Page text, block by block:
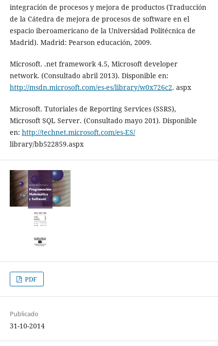
integración de procesos y mejora de productos (Traducción
de la Cátedra de mejora de procesos de software en el
espacio iberoamericano de la Universidad Politécnica de
Madrid). Madrid: Pearson educación, 2009.
Microsoft. .net framework 4.5, Microsoft developer
network. (Consultado abril 2013). Disponible en:
http://msdn.microsoft.com/es-es/library/w0x726c2. aspx
Microsoft. Tutoriales de Reporting Services (SSRS),
Microsoft SQL Server. (Consultado mayo 201). Disponible
en: http://technet.microsoft.com/es-ES/
library/bb522859.aspx
PDF
Publicado
31-10-2014